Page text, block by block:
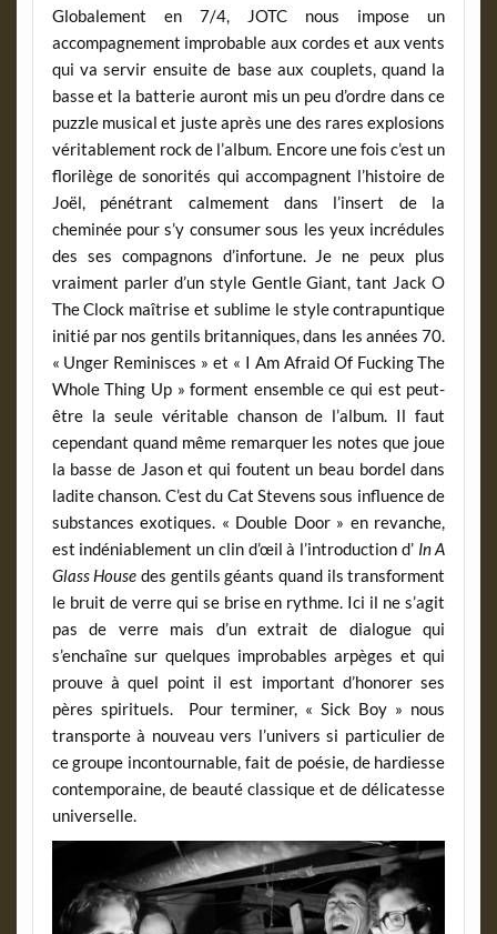
Globalement en 7/4, JOTC nous impose un
accompagnement improbable aux cordes et aux vents
qui va servir ensuite de base aux couplets, quand la
basse et la batterie auront mis un peu d’ordre dans ce
puzzle musical et juste après une des rares explosions
véritablement rock de l’album. Encore une fois c’est un
florilège de sonorités qui accompagnent l’histoire de
Joël, pénétrant calmement dans l’insert de la
cheminée pour s’y consumer sous les yeux incrédules
des ses compagnons d’infortune. Je ne peux plus
vraiment parler d’un style Gentle Giant, tant Jack O
The Clock maîtrise et sublime le style contrapuntique
initié par nos gentils britanniques, dans les années 70.
« Unger Reminisces » et « I Am Afraid Of Fucking The
Whole Thing Up » forment ensemble ce qui est peut-
être la seule véritable chanson de l’album. Il faut
cependant quand même remarquer les notes que joue
la basse de Jason et qui foutent un beau bordel dans
ladite chanson. C’est du Cat Stevens sous influence de
substances exotiques. « Double Door » en revanche,
est indéniablement un clin d’œil à l’introduction d’ In A
Glass House des gentils géants quand ils transforment
le bruit de verre qui se brise en rythme. Ici il ne s’agit
pas de verre mais d’un extrait de dialogue qui
s’enchaîne sur quelques improbables arpèges et qui
prouve à quel point il est important d’honorer ses
pères spirituels. Pour terminer, « Sick Boy » nous
transporte à nouveau vers l’univers si particulier de
ce groupe incontournable, fait de poésie, de hardiesse
contemporaine, de beauté classique et de délicatesse
universelle.